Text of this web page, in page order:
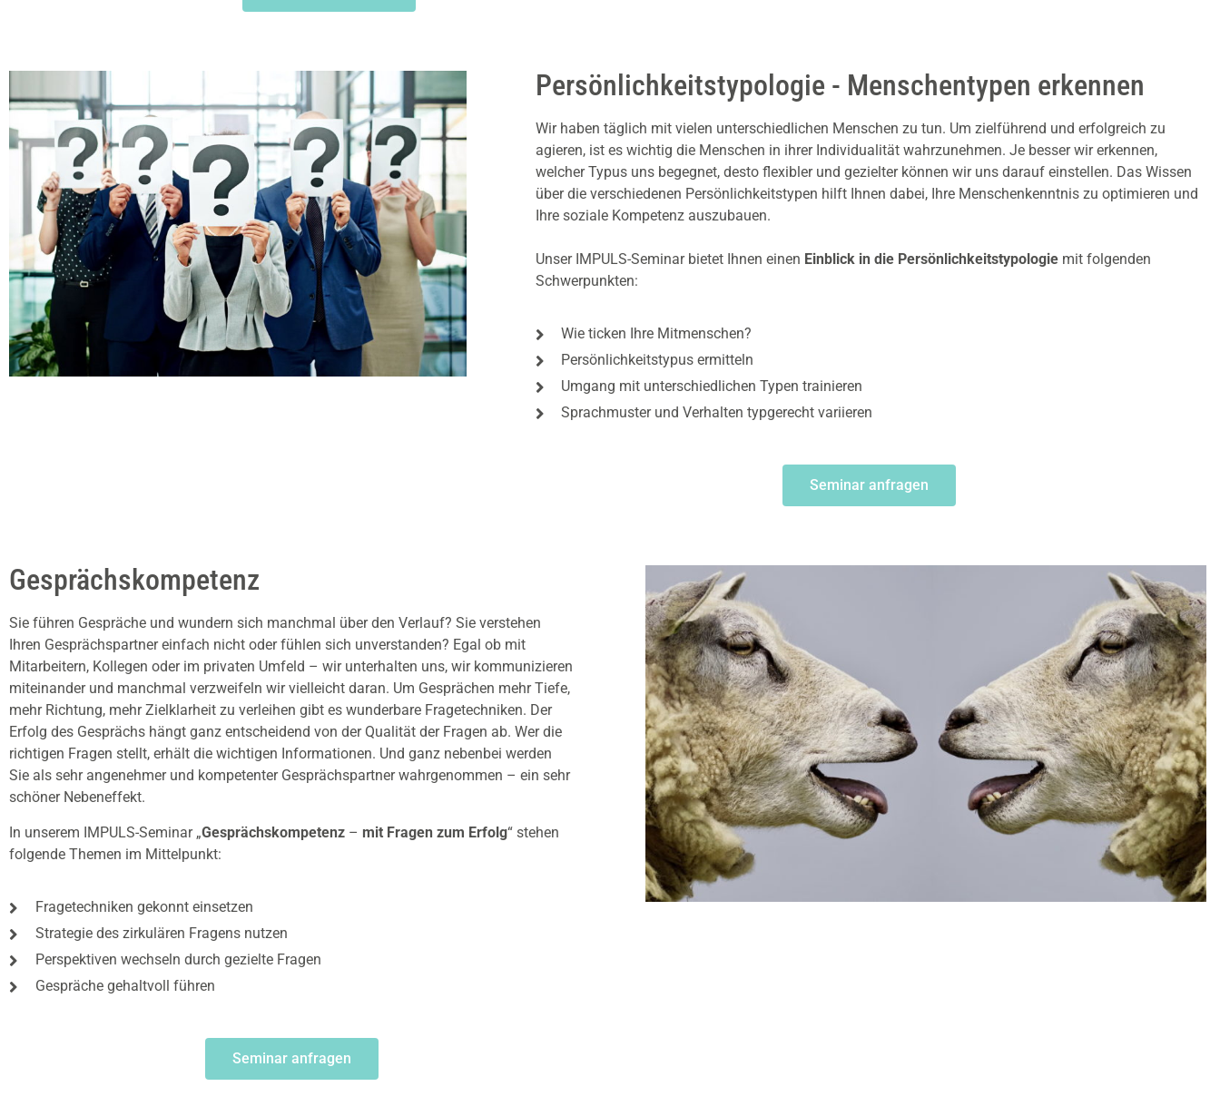
Persönlichkeitstypologie - Menschentypen erkennen
Wir haben täglich mit vielen unterschiedlichen Menschen zu tun. Um zielführend und erfolgreich zu
agieren, ist es wichtig die Menschen in ihrer Individualität wahrzunehmen. Je besser wir erkennen,
welcher Typus uns begegnet, desto flexibler und gezielter können wir uns darauf einstellen. Das Wissen
über die verschiedenen Persönlichkeitstypen hilft Ihnen dabei, Ihre Menschenkenntnis zu optimieren und
Ihre soziale Kompetenz auszubauen.
Unser IMPULS-Seminar bietet Ihnen einen Einblick in die Persönlichkeitstypologiemit folgenden
Schwerpunkten:
Wie ticken Ihre Mitmenschen?
Persönlichkeitstypus ermitteln
Umgang mit unterschiedlichen Typen trainieren
Sprachmuster und Verhalten typgerecht variieren
Seminar anfragen
Gesprächskompetenz
Sie führen Gespräche und wundern sich manchmal über den Verlauf? Sie verstehen
Ihren Gesprächspartner einfach nicht oder fühlen sich unverstanden? Egal ob mit
Mitarbeitern, Kollegen oder im privaten Umfeld – wir unterhalten uns, wir kommunizieren
miteinander und manchmal verzweifeln wir vielleicht daran. Um Gesprächen mehr Tiefe,
mehr Richtung, mehr Zielklarheit zu verleihen gibt es wunderbare Fragetechniken. Der
Erfolg des Gesprächs hängt ganz entscheidend von der Qualität der Fragen ab. Wer die
richtigen Fragen stellt, erhält die wichtigen Informationen. Und ganz nebenbei werden
Sie als sehr angenehmer und kompetenter Gesprächspartner wahrgenommen – ein sehr
schöner Nebeneffekt.
In unserem IMPULS-Seminar „Gesprächskompetenz – mit Fragen zum Erfolg“ stehen
folgende Themen im Mittelpunkt:
Fragetechniken gekonnt einsetzen
Strategie des zirkulären Fragens nutzen
Perspektiven wechseln durch gezielte Fragen
Gespräche gehaltvoll führen
Seminar anfragen